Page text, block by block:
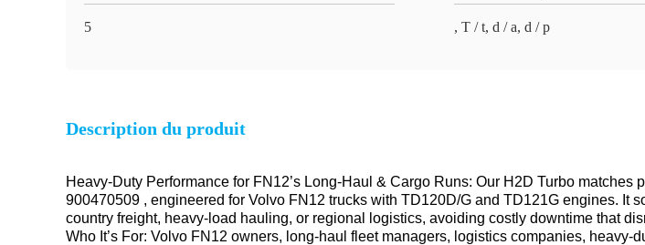
5 , T / t, d / a, d / p
Description du produit
Heavy-Duty Performance for FN12’s Long-Haul & Cargo Runs: Our H2D Turbo matches
900470509 , engineered for Volvo FN12 trucks with TD120D/G and TD121G engines.
country freight, heavy-load hauling, or regional logistics, avoiding costly downtime that
Who It’s For: Volvo FN12 owners, long-haul fleet managers, logistics companies, heavy-